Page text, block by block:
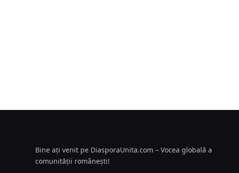
Bine ați venit pe DiasporaUnita.com – Vocea globală a
comunității românești!